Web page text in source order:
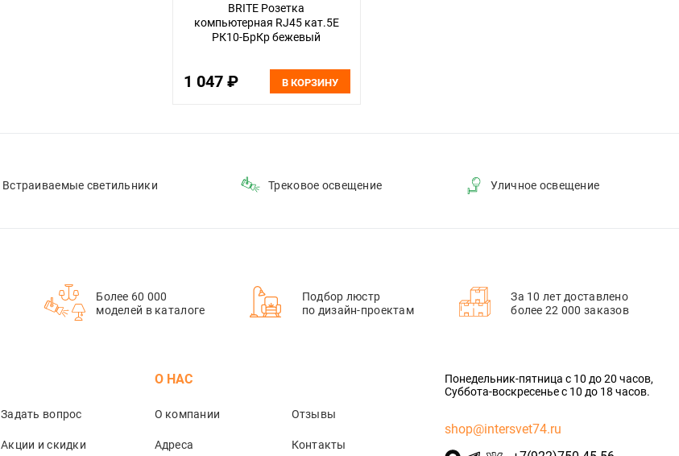
BRITE Розетка
компьютерная RJ45 кат.5E
РК10-БрКр бежевый
1 047 ₽ В КОРЗИНУ
Встраиваемые светильники Трековое освещение Уличное освещение
Более 60 000
моделей в каталоге
Подбор люстр
по дизайн-проектам
За 10 лет доставлено
более 22 000 заказов
Задать вопрос
Акции и скидки
О НАС
О компании Отзывы
Адреса Контакты
Понедельник-пятница с 10 до 20 часов,
Суббота-воскресенье с 10 до 18 часов.
shop@intersvet74.ru